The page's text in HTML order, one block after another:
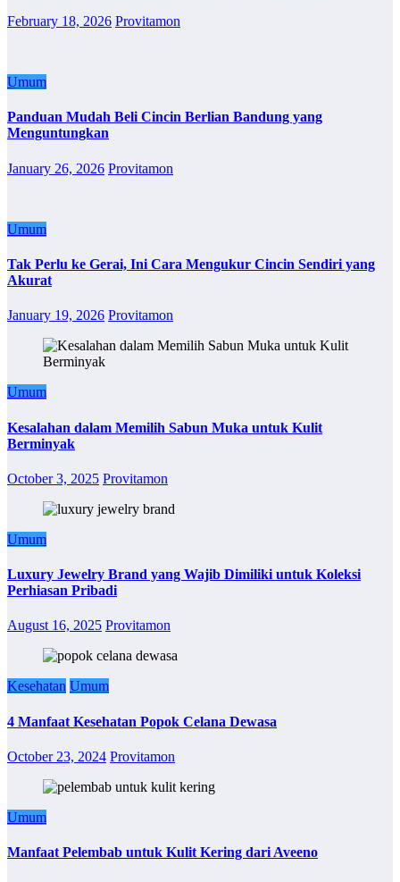
February 18, 2026 Provitamon
Umum
Panduan Mudah Beli Cincin Berlian Bandung yang
Menguntungkan
January 26, 2026 Provitamon
Umum
Tak Perlu ke Gerai, Ini Cara Mengukur Cincin Sendiri yang
Akurat
January 19, 2026 Provitamon
Umum
Kesalahan dalam Memilih Sabun Muka untuk Kulit
Berminyak
October 3, 2025 Provitamon
Umum
Luxury Jewelry Brand yang Wajib Dimiliki untuk Koleksi
Perhiasan Pribadi
August 16, 2025 Provitamon
Kesehatan Umum
4 Manfaat Kesehatan Popok Celana Dewasa
October 23, 2024 Provitamon
Umum
Manfaat Pelembab untuk Kulit Kering dari Aveeno